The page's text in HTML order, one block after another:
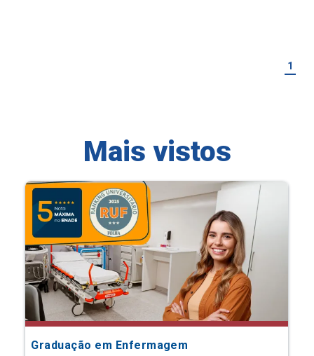
1
Mais vistos
Graduação em Enfermagem